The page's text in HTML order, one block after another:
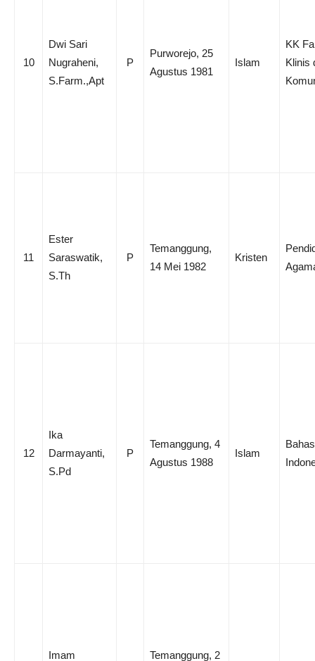
10
Dwi Sari
Nugraheni,
S.Farm.,Apt
P
Purworejo, 25
Agustus 1981
Islam
KK
Klinis
11
Ester
Saraswatik,
S.Th
P
Temanggung,
14 Mei 1982
Kristen
12
Ika
Darmayanti,
S.Pd
P
Temanggung, 4
Agustus 1988
Islam
Imam
Temanggung, 2